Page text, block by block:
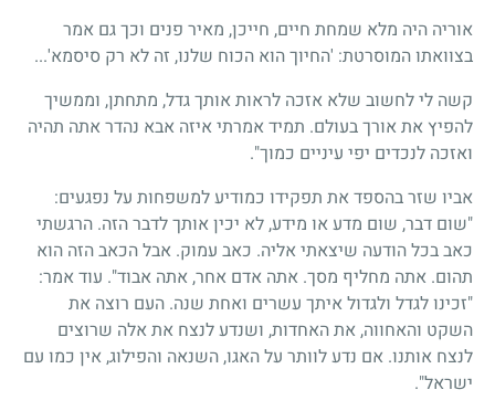
אוריה היה מלא שמחת חיים, חייכן, מאיר פנים וכך גם אמר
בצוואתו המוסרטת: 'החיוך הוא הכוח שלנו, זה לא רק סיסמא'...
קשה לי לחשוב שלא אזכה לראות אותך גדל, מתחתן, וממשיך
להפיץ את אורך בעולם. תמיד אמרתי איזה אבא נהדר אתה תהיה
ואזכה לנכדים יפי עיניים כמוך".
אביו שזר בהספד את תפקידו כמודיע למשפחות על נפגעים:
"שום דבר, שום מדע או מידע, לא יכין אותך לדבר הזה. הרגשתי
כאב בכל הודעה שיצאתי אליה. כאב עמוק. אבל הכאב הזה הוא
תהום. אתה מחליף מסך. אתה אדם אחר, אתה אבוד". עוד אמר:
"זכינו לגדל ולגדול איתך עשרים ואחת שנה. העם רוצה את
השקט והאחווה, את האחדות, ושנדע לנצח את אלה שרוצים
לנצח אותנו. אם נדע לוותר על האגו, השנאה והפילוג, אין כמו עם
ישראל".